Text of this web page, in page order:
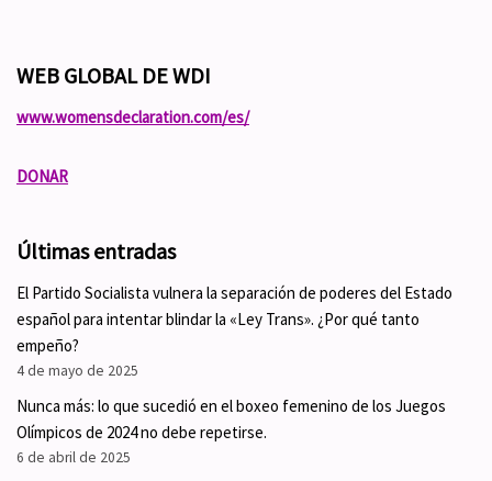
WEB GLOBAL DE WDI
www.womensdeclaration.com/es/
DONAR
Últimas entradas
El Partido Socialista vulnera la separación de poderes del Estado
español para intentar blindar la «Ley Trans». ¿Por qué tanto
empeño?
4 de mayo de 2025
Nunca más: lo que sucedió en el boxeo femenino de los Juegos
Olímpicos de 2024 no debe repetirse.
6 de abril de 2025